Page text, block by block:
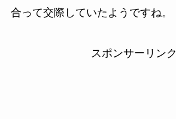
合って交際していたようですね。
スポンサーリンク